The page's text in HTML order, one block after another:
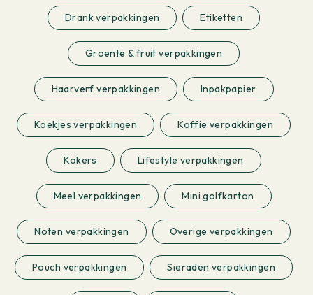
Drank verpakkingen Etiketten
Groente & fruit verpakkingen
Haarverf verpakkingen Inpakpapier
Koekjes verpakkingen Koffie verpakkingen
Kokers Lifestyle verpakkingen
Meel verpakkingen Mini golfkarton
Noten verpakkingen Overige verpakkingen
Pouch verpakkingen Sieraden verpakkingen